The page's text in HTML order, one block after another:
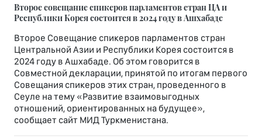
Второе совещание спикеров парламентов стран ЦА и
Республики Корея состоится в 2024 году в Ашхабаде
Второе Совещание спикеров парламентов стран
Центральной Азии и Республики Корея состоится в
2024 году в Ашхабаде. Об этом говорится в
Совместной декларации, принятой по итогам первого
Совещания спикеров этих стран, проведенного в
Сеуле на тему «Развитие взаимовыгодных
отношений, ориентированных на будущее»,
сообщает сайт МИД Туркменистана.